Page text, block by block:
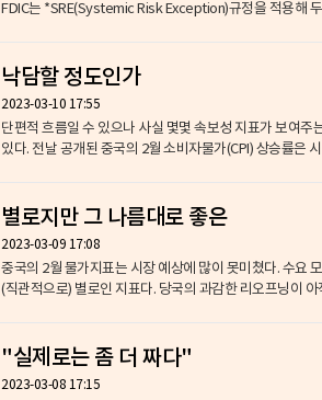
FDIC는 *SRE(Systemic Risk Exception)규정을 적용해
낙담할 정도인가
2023-03-10 17:55
단편적 흐름일 수 있으나 사실 몇몇 속보성 지표가 보여
있다. 전날 공개된 중국의 2월 소비자물가(CPI) 상승률은
별로지만 그 나름대로 좋은
2023-03-09 17:08
중국의 2월 물가지표는 시장 예상에 많이 못미쳤다. 수요
(직관적으로) 별로인 지표다. 당국의 과감한 리오프닝이
"실제로는 좀 더 짜다"
2023-03-08 17:15